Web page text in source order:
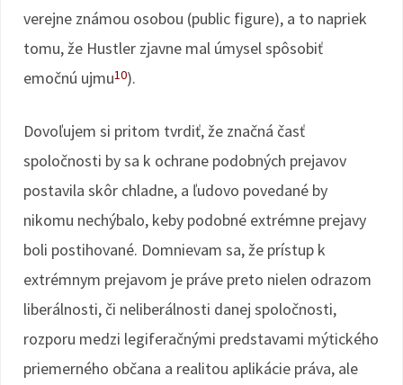
verejne známou osobou (public figure), a to napriek
tomu, že Hustler zjavne mal úmysel spôsobiť
emočnú ujmu10).
Dovoľujem si pritom tvrdiť, že značná časť
spoločnosti by sa k ochrane podobných prejavov
postavila skôr chladne, a ľudovo povedané by
nikomu nechýbalo, keby podobné extrémne prejavy
boli postihované. Domnievam sa, že prístup k
extrémnym prejavom je práve preto nielen odrazom
liberálnosti, či neliberálnosti danej spoločnosti,
rozporu medzi legiferačnými predstavami mýtického
priemerného občana a realitou aplikácie práva, ale